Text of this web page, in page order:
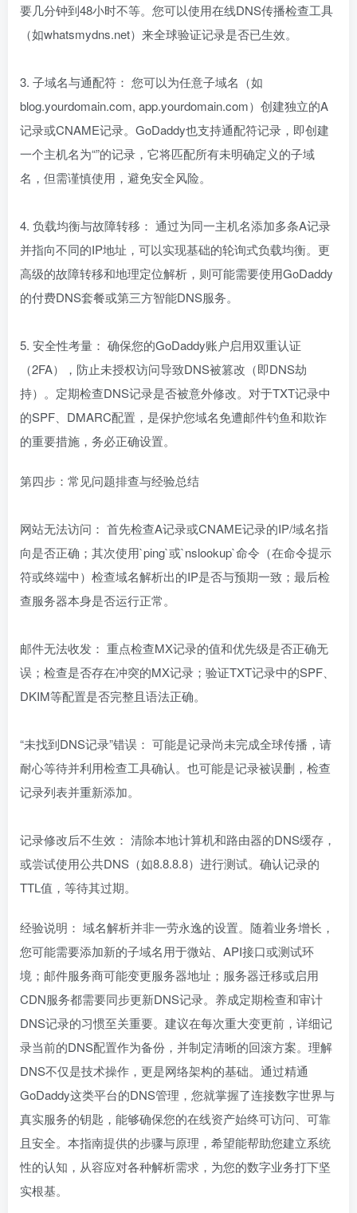
要几分钟到48小时不等。您可以使用在线DNS传播检查工具
（如whatsmydns.net）来全球验证记录是否已生效。
3. 子域名与通配符： 您可以为任意子域名（如
blog.yourdomain.com, app.yourdomain.com）创建独立的A
记录或CNAME记录。GoDaddy也支持通配符记录，即创建
一个主机名为“”的记录，它将匹配所有未明确定义的子域
名，但需谨慎使用，避免安全风险。
4. 负载均衡与故障转移： 通过为同一主机名添加多条A记录
并指向不同的IP地址，可以实现基础的轮询式负载均衡。更
高级的故障转移和地理定位解析，则可能需要使用GoDaddy
的付费DNS套餐或第三方智能DNS服务。
5. 安全性考量： 确保您的GoDaddy账户启用双重认证
（2FA），防止未授权访问导致DNS被篡改（即DNS劫
持）。定期检查DNS记录是否被意外修改。对于TXT记录中
的SPF、DMARC配置，是保护您域名免遭邮件钓鱼和欺诈
的重要措施，务必正确设置。
第四步：常见问题排查与经验总结
网站无法访问： 首先检查A记录或CNAME记录的IP/域名指
向是否正确；其次使用`ping`或`nslookup`命令（在命令提示
符或终端中）检查域名解析出的IP是否与预期一致；最后检
查服务器本身是否运行正常。
邮件无法收发： 重点检查MX记录的值和优先级是否正确无
误；检查是否存在冲突的MX记录；验证TXT记录中的SPF、
DKIM等配置是否完整且语法正确。
“未找到DNS记录”错误： 可能是记录尚未完成全球传播，请
耐心等待并利用检查工具确认。也可能是记录被误删，检查
记录列表并重新添加。
记录修改后不生效： 清除本地计算机和路由器的DNS缓存，
或尝试使用公共DNS（如8.8.8.8）进行测试。确认记录的
TTL值，等待其过期。
经验说明： 域名解析并非一劳永逸的设置。随着业务增长，
您可能需要添加新的子域名用于微站、API接口或测试环
境；邮件服务商可能变更服务器地址；服务器迁移或启用
CDN服务都需要同步更新DNS记录。养成定期检查和审计
DNS记录的习惯至关重要。建议在每次重大变更前，详细记
录当前的DNS配置作为备份，并制定清晰的回滚方案。理解
DNS不仅是技术操作，更是网络架构的基础。通过精通
GoDaddy这类平台的DNS管理，您就掌握了连接数字世界与
真实服务的钥匙，能够确保您的在线资产始终可访问、可靠
且安全。本指南提供的步骤与原理，希望能帮助您建立系统
性的认知，从容应对各种解析需求，为您的数字业务打下坚
实根基。